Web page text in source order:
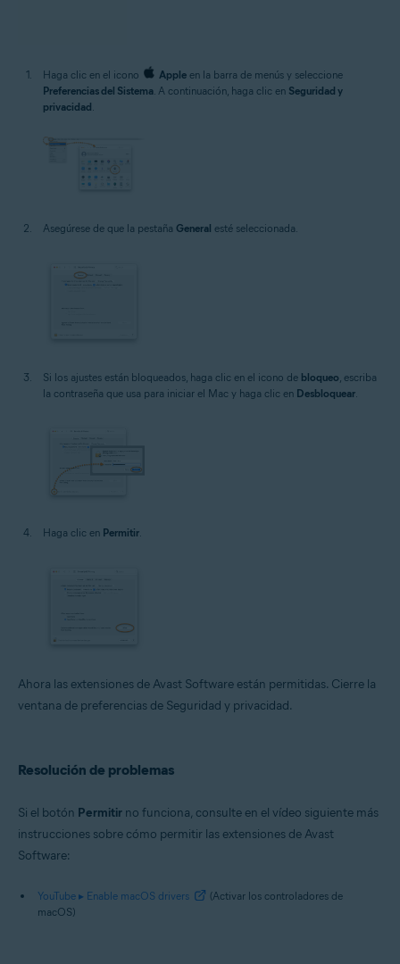
Haga clic en el icono Appleen la barra de menús y seleccione
Preferencias del Sistema . A continuación, haga clic en Seguridad y
privacidad
Asegúrese de que la pestaña General esté seleccionada.
Si los ajustes están bloqueados, haga clic en el icono de bloqueo, escriba
la contraseña que usa para iniciar el Mac y haga clic en Desbloquear.
Haga clic en Permitir
Ahora las extensiones de Avast Software están permitidas. Cierre la
ventana de preferencias de Seguridad y privacidad.
Resolución de problemas
Si el botón Permitir no funciona, consulte en el vídeo siguiente más
instrucciones sobre cómo permitir las extensiones de Avast
Software:
YouTube ▸ Enable macOS drivers
(Activar los controladores de
macOS)